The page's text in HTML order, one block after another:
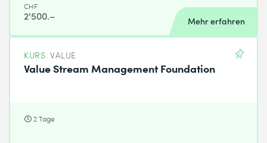
CHF
2'500.– Mehr erfahren
KURS VALUE
Value Stream Management Foundation
2 Tage